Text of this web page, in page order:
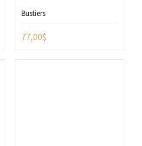
Bustiers
77,00$